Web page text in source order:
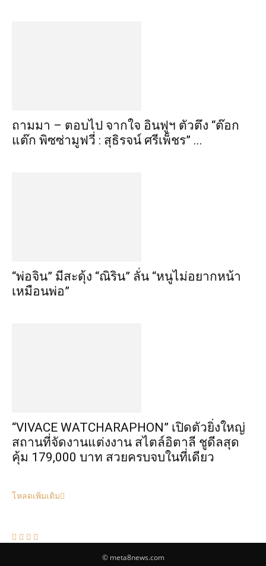
ถามมา – ตอบไป จากใจ อินฟูฯ ตัวตึง “ต๊อก
แต๊ก พิซซ่ามูฟวี่ : สุธิรจน์ ศรีเพ็ชร” ...
“พ่อจิน” มีสะดุ้ง “ณิริน” ลั่น “หนูไม่อยากหน้า
เหมือนพ่อ”
“VIVACE WATCHARAPHON” เปิดตัวยิ่งใหญ่
สถานที่จัดงานแต่งงาน สไตล์อิตาลี ชูดีลสุด
คุ้ม 179,000 บาท สวยครบจบในที่เดียว
โหลดเพิ่มเติม
© meta8news.com